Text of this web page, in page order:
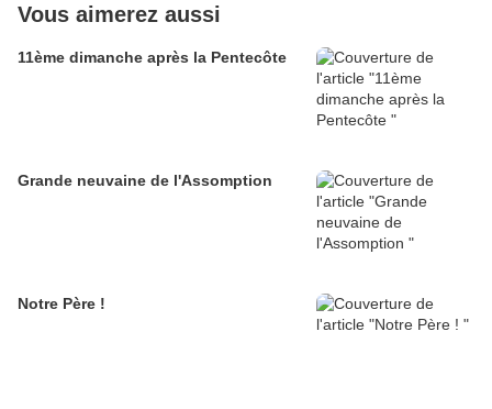
Vous aimerez aussi
11ème dimanche après la Pentecôte
Grande neuvaine de l'Assomption
Notre Père !